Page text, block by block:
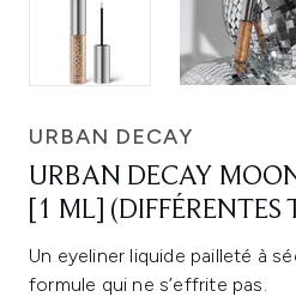
URBAN DECAY
URBAN DECAY
[1 ML] (DIFFÉRENTES
Un eyeliner liquide pailleté à
formule qui ne s’effrite pas.